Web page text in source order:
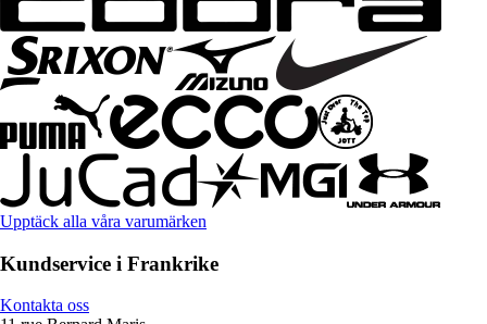
Upptäck alla våra varumärken
Kundservice i Frankrike
Kontakta oss